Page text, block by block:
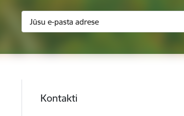
Kontakti